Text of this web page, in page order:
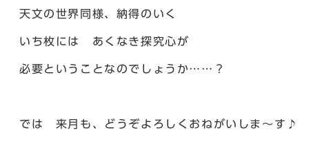
天文の世界同様、納得のいく
いち枚には あくなき探究心が
必要ということなのでしょうか……？
では 来月も、どうぞよろしくおねがいしま～す♪